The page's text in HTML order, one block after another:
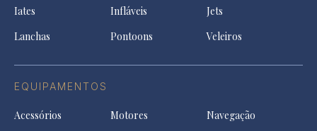
Iates Infláveis
Jets
Lanchas
Pontoons Veleiros
EQUIPAMENTOS
Acessórios Motores
Navegação